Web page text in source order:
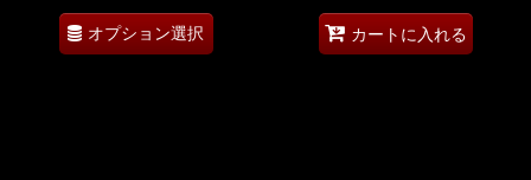
オプション選択 カートに入れる